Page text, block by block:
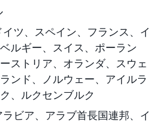
イツ、スペイン、フランス、イ
ルギー、スイス、ポーラン
ストリア、オランダ、スウェ
ンド、ノルウェー、アイルラ
、ルクセンブルク
ビア、アラブ首長国連邦、イ